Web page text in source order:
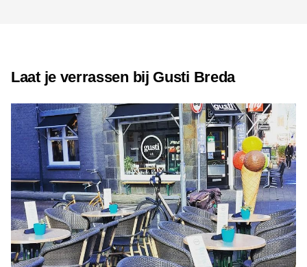
Laat je verrassen bij Gusti Breda